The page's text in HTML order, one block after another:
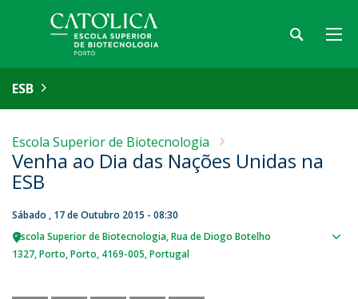
ESB
Escola Superior de Biotecnologia
Venha ao Dia das Nações Unidas na
ESB
Sábado , 17 de Outubro 2015 - 08:30
Escola Superior de Biotecnologia Rua de Diogo Botelho
1327 Porto Porto 4169-005 Portugal